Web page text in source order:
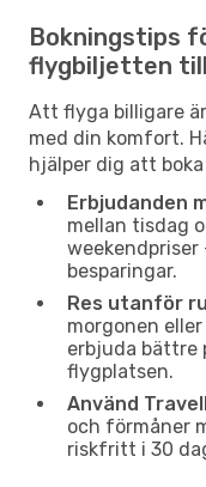
Bokningstips
flygbiljetten
Att flyga billigare
med din komfort.
hjälper dig att
Erbjudanden
mellan tisdag
besparingar.
Res utanför
morgonen
erbjuda bättre
flygplatsen.
Använd
och förmåner
riskfritt i 30